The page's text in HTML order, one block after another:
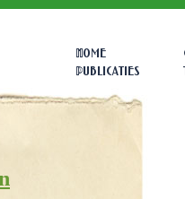
Home
Publicaties